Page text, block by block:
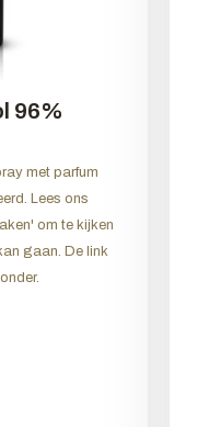
96%
met parfum
Lees ons
om te kijken
gaan. De link